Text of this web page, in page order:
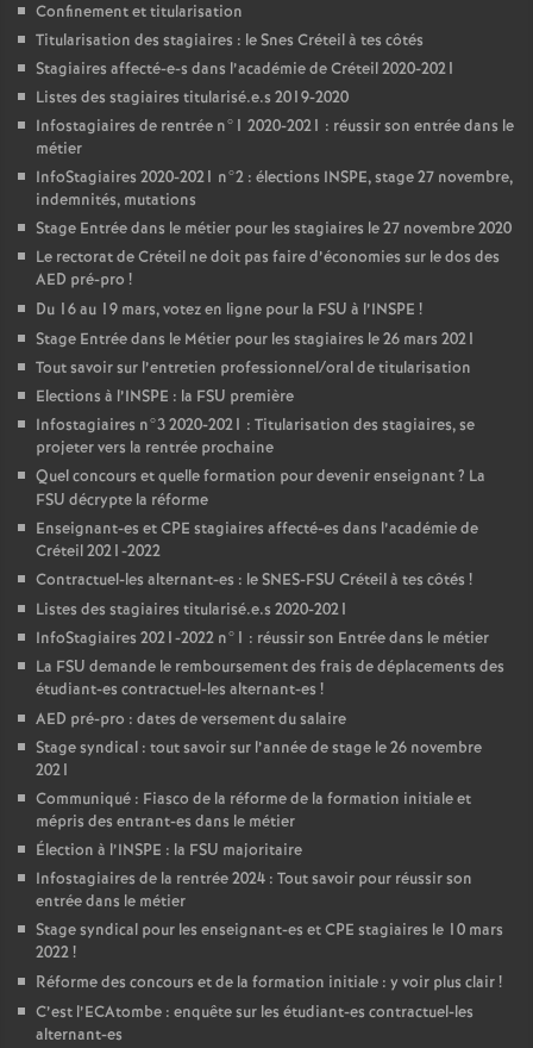
Confinement et titularisation
Titularisation des stagiaires : le Snes Créteil à tes côtés
Stagiaires affecté-e-s dans l’académie de Créteil 2020-2021
Listes des stagiaires titularisé.e.s 2019-2020
Infostagiaires de rentrée n°1 2020-2021 : réussir son entrée dans le
métier
InfoStagiaires 2020-2021 n°2 : élections INSPE, stage 27 novembre,
indemnités, mutations
Stage Entrée dans le métier pour les stagiaires le 27 novembre 2020
Le rectorat de Créteil ne doit pas faire d’économies sur le dos des
AED pré-pro !
Du 16 au 19 mars, votez en ligne pour la FSU à l’INSPE !
Stage Entrée dans le Métier pour les stagiaires le 26 mars 2021
Tout savoir sur l’entretien professionnel/oral de titularisation
Elections à l’INSPE : la FSU première
Infostagiaires n°3 2020-2021 : Titularisation des stagiaires, se
projeter vers la rentrée prochaine
Quel concours et quelle formation pour devenir enseignant? La
FSU décrypte la réforme
Enseignant-es etCPE stagiaires affecté-es dans l’académie de
Créteil 2021-2022
Contractuel-les alternant-es : leSNES-FSU Créteil à tes côtés !
Listes des stagiaires titularisé.e.s 2020-2021
InfoStagiaires 2021-2022 n°1 : réussir son Entrée dans le métier
La FSU demande le remboursement des frais de déplacements des
étudiant-es contractuel-les alternant-es !
AED pré-pro : dates de versement du salaire
Stage syndical : tout savoir sur l’année de stage le 26 novembre
2021
Communiqué : Fiasco de la réforme de la formation initiale et
mépris des entrant-es dans le métier
Élection à l’INSPE : la FSU majoritaire
Infostagiaires de la rentrée 2024 : Tout savoir pour réussir son
entrée dans le métier
Stage syndical pour les enseignant-es etCPE stagiaires le 10 mars
2022!
Réforme des concours et de la formation initiale : y voir plus clair!
C’est l’ECAtombe : enquête sur les étudiant-es contractuel-les
alternant-es